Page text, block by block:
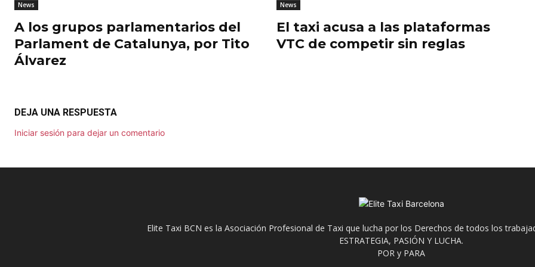
News
A los grupos parlamentarios del
Parlament de Catalunya, por Tito
Álvarez
News
El taxi acusa a las plataformas
VTC de competir sin reglas
DEJA UNA RESPUESTA
Iniciar sesión para dejar un comentario
Elite Taxi BCN es la Asociación Profesional de Taxi que lucha por los Derechos de todos los
ESTRATEGIA, PASIÓN Y LUCHA.
POR y PARA